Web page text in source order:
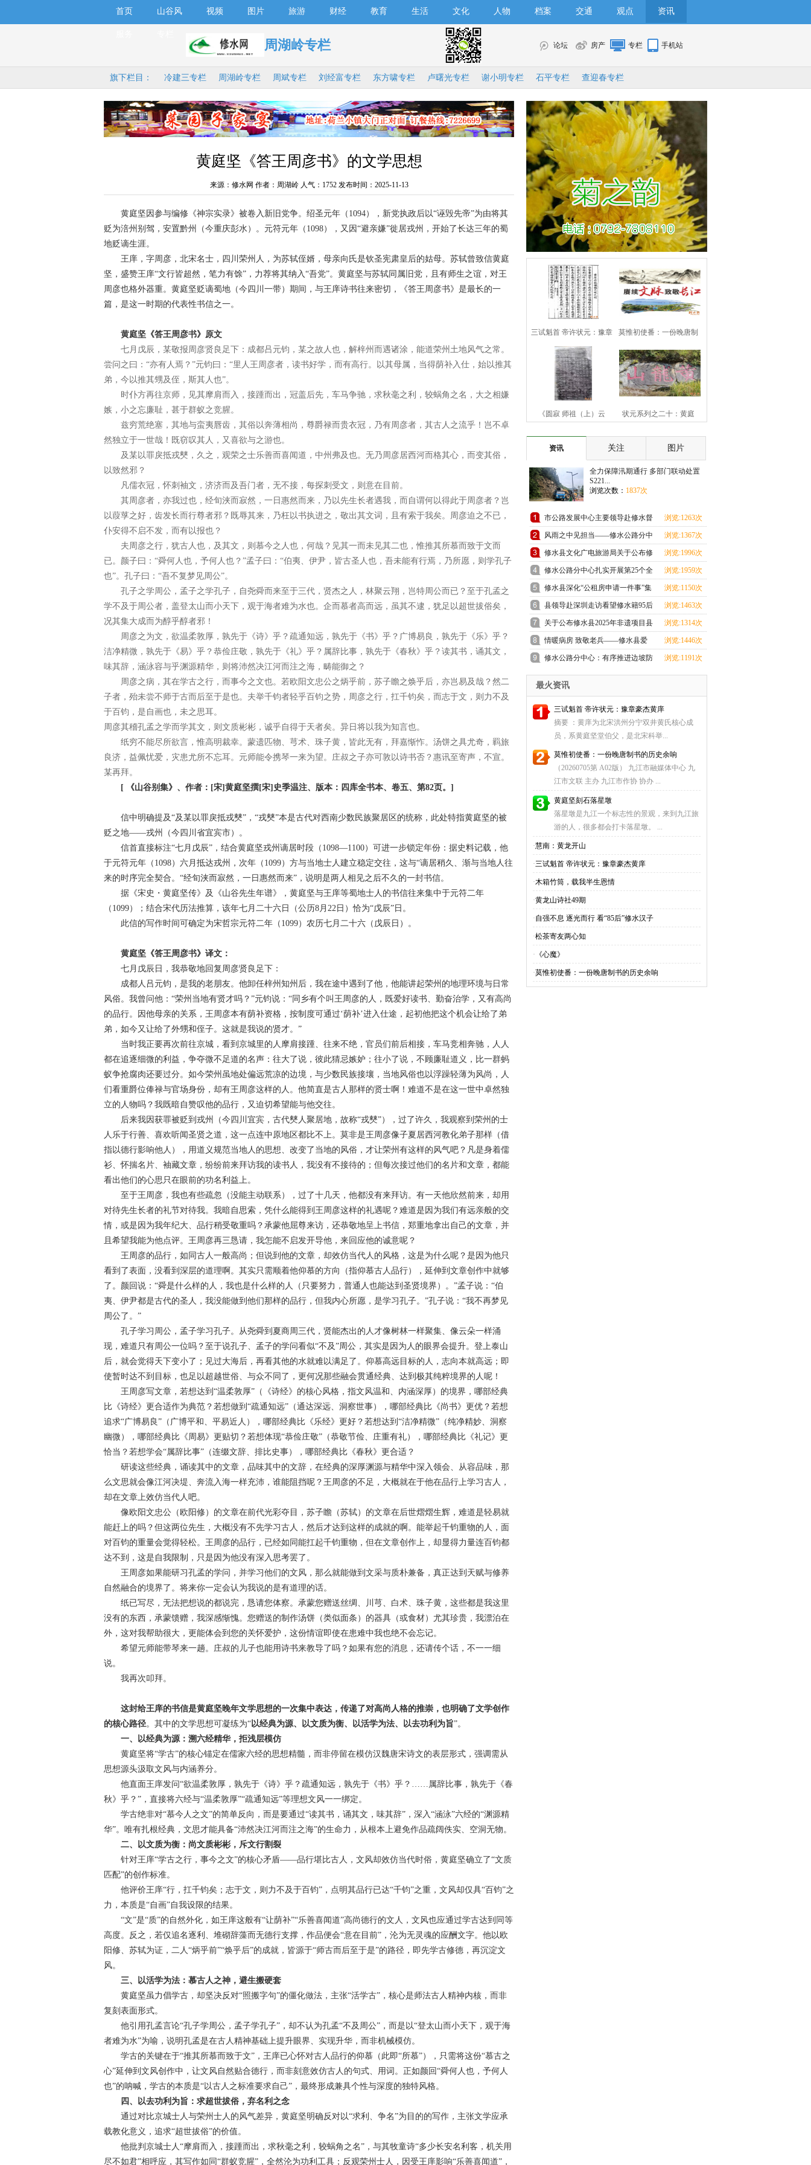
首页 山谷风 视频 图片 旅游 财经 教育 生活 文化 人物 档案 交通 观点 资讯
周湖岭专栏 论坛 房产 专栏 手机站
旗下栏目： 冷建三专栏 周湖岭专栏 周斌专栏 刘经富专栏 东方啸专栏 卢曙光专栏 谢小明专栏 石平专栏 查迎春专栏
黄庭坚《答王周彦书》的文学思想
来源：修水网 作者：周湖岭 人气： 1752 发布时间：2025-11-13
黄庭坚因参与编修《神宗实录》被卷入新旧党争。绍圣元年（1094），新党执政后以“诬毁先帝”为由将其
贬为涪州别驾，安置黔州（今重庆彭水）。元符元年（1098），又因“避亲嫌”徙居戎州，开始了长达三年的蜀
地贬谪生涯。
王庠，字周彦，北宋名士，四川荣州人，为苏轼侄婿，母亲向氏是钦圣宪肃皇后的姑母。苏轼曾致信黄庭
坚，盛赞王庠“文行皆超然，笔力有馀”，力荐将其纳入“吾党”。黄庭坚与苏轼同属旧党，且有师生之谊，对王
周彦也格外器重。黄庭坚贬谪蜀地（今四川一带）期间，与王庠诗书往来密切，《答王周彦书》是最长的一
篇，是这一时期的代表性书信之一。
黄庭坚《答王周彦书》原文
七月戊辰，某敬报周彦贤良足下：成都吕元钧，某之故人也，解梓州而遇诸涂，能道荣州土地风气之常。
尝问之曰：“亦有人焉？”元钧曰：“里人王周彦者，读书好学，而有高行。以其母属，当得荫补入仕，始以推其
弟，今以推其甥及侄，斯其人也”。
时仆方再往京师，见其摩肩而入，接踵而出，冠盖后先，车马争驰，求秋毫之利，较蜗角之名，大之相嫌
嫉，小之忘廉耻，甚于群蚁之竞腥。
兹穷荒绝塞，其地与蛮夷唇齿，其俗以奔薄相尚，尊爵禄而贵衣冠，乃有周彦者，其古人之流乎！岂不卓
然独立于一世哉！既窃叹其人，又喜欲与之游也。
及某以罪戾抵戎僰，久之，观荣之士乐善而喜闻道，中州弗及也。无乃周彦居西河而格其心，而变其俗，
以致然邪？
凡儒衣冠，怀刺袖文，济济而及吾门者，无不接，每探刺受文，则意在目前。
其周彦者，亦我过也，经旬浃而寂然，一日惠然而来，乃以先生长者遇我，而自谓何以得此于周彦者？岂
以葭莩之好，齿发长而行尊者邪？既辱其来，乃枉以书执进之，敬出其文词，且有索于我矣。周彦迫之不已，
仆安得不启不发，而有以报也？
夫周彦之行，犹古人也，及其文，则慕今之人也，何哉？见其一而未见其二也，惟推其所慕而致于文而
已。颜子曰：“舜何人也，予何人也？”孟子曰：“伯夷、伊尹，皆古圣人也，吾未能有行焉，乃所愿，则学孔子
也”。孔子曰：“吾不复梦见周公”。
孔子之学周公，孟子之学孔子，自尧舜而来至于三代，贤杰之人，林聚云翔，岂特周公而已？至于孔孟之
学不及于周公者，盖登太山而小天下，观于海者难为水也。企而慕者高而远，虽其不逮，犹足以超世拔俗矣，
况其集大成而为醇乎醇者邪！
周彦之为文，欲温柔敦厚，孰先于《诗》乎？疏通知远，孰先于《书》乎？广博易良，孰先于《乐》乎？
洁净精微，孰先于《易》乎？恭俭庄敬，孰先于《礼》乎？属辞比事，孰先于《春秋》乎？读其书，诵其文，
味其辞，涵泳容与乎渊源精华，则将沛然决江河而注之海，畴能御之？
周彦之病，其在学古之行，而事今之文也。若欧阳文忠公之炳乎前，苏子瞻之焕乎后，亦岂易及哉？然二
子者，殆未尝不师于古而后至于是也。夫举千钧者轻乎百钧之势，周彦之行，扛千钧矣，而志于文，则力不及
于百钧，是自画也，未之思耳。
周彦其稽孔孟之学而学其文，则文质彬彬，诚乎自得于天者矣。异日将以我为知言也。
纸穷不能尽所欲言，惟高明裁幸。蒙遗匹物、芎术、珠子黄，皆此无有，拜嘉惭怍。汤饼之具尤奇，羁旅
良济，益佩忧爱，灾患尤所不忘耳。元师能令携琴一来为望。庄叔之子亦可敦以诗书否？惠讯至寄声，不宣。
某再拜。
[ 《山谷别集》、作者：[宋]黄庭坚撰[宋]史季温注、版本：四库全书本、卷五、第82页。]
信中明确提及“及某以罪戾抵戎僰”，“戎僰”本是古代对西南少数民族聚居区的统称，此处特指黄庭坚的被
贬之地——戎州（今四川省宜宾市）。
信首直接标注“七月戊辰”，结合黄庭坚戎州谪居时段（1098—1100）可进一步锁定年份：据史料记载，他
于元符元年（1098）六月抵达戎州，次年（1099）方与当地士人建立稳定交往，这与“谪居稍久、渐与当地人往
来的时序完全契合。“经旬浃而寂然，一日惠然而来”，说明是两人相见之后不久的一封书信。
据《宋史・黄庭坚传》及《山谷先生年谱》，黄庭坚与王庠等蜀地士人的书信往来集中于元符二年
（1099）；结合宋代历法推算，该年七月二十六日（公历8月22日）恰为“戊辰”日。
此信的写作时间可确定为宋哲宗元符二年（1099）农历七月二十六（戊辰日）。
黄庭坚《答王周彦书》译文：
七月戊辰日，我恭敬地回复周彦贤良足下：
成都人吕元钧，是我的老朋友。他卸任梓州知州后，我在途中遇到了他，他能讲起荣州的地理环境与日常
风俗。我曾问他：“荣州当地有贤才吗？”元钧说：“同乡有个叫王周彦的人，既爱好读书、勤奋治学，又有高尚
的品行。因他母亲的关系，王周彦本有荫补资格，按制度可通过‘荫补’进入仕途，起初他把这个机会让给了弟
弟，如今又让给了外甥和侄子。这就是我说的贤才。”
当时我正要再次前往京城，看到京城里的人摩肩接踵、往来不绝，官员们前后相接，车马竞相奔驰，人人
都在追逐细微的利益，争夺微不足道的名声：往大了说，彼此猜忌嫉妒；往小了说，不顾廉耻道义，比一群蚂
蚁争抢腐肉还要过分。如今荣州虽地处偏远荒凉的边境，与少数民族接壤，当地风俗也以浮躁轻薄为风尚，人
们看重爵位俸禄与官场身份，却有王周彦这样的人。他简直是古人那样的贤士啊！难道不是在这一世中卓然独
立的人物吗？我既暗自赞叹他的品行，又迫切希望能与他交往。
后来我因获罪被贬到戎州（今四川宜宾，古代僰人聚居地，故称“戎僰”），过了许久，我观察到荣州的士
人乐于行善、喜欢听闻圣贤之道，这一点连中原地区都比不上。莫非是王周彦像子夏居西河教化弟子那样（借
指以德行影响他人），用道义规范当地人的思想、改变了当地的风俗，才让荣州有这样的风气吧？凡是身着儒
衫、怀揣名片、袖藏文章，纷纷前来拜访我的读书人，我没有不接待的；但每次接过他们的名片和文章，都能
看出他们的心思只在眼前的功名利益上。
至于王周彦，我也有些疏忽（没能主动联系），过了十几天，他都没有来拜访。有一天他欣然前来，却用
对待先生长者的礼节对待我。我暗自思索，凭什么能得到王周彦这样的礼遇呢？难道是因为我们有远亲般的交
情，或是因为我年纪大、品行稍受敬重吗？承蒙他屈尊来访，还恭敬地呈上书信，郑重地拿出自己的文章，并
且希望我能为他点评。王周彦再三恳请，我怎能不启发开导他，来回应他的诚意呢？
王周彦的品行，如同古人一般高尚；但说到他的文章，却效仿当代人的风格，这是为什么呢？是因为他只
看到了表面，没看到深层的道理啊。其实只需顺着他仰慕的方向（指仰慕古人品行），延伸到文章创作中就够
了。颜回说：“舜是什么样的人，我也是什么样的人（只要努力，普通人也能达到圣贤境界）。”孟子说：“伯
夷、伊尹都是古代的圣人，我没能做到他们那样的品行，但我内心所愿，是学习孔子。”孔子说：“我不再梦见
周公了。”
孔子学习周公，孟子学习孔子。从尧舜到夏商周三代，贤能杰出的人才像树林一样聚集、像云朵一样涌
现，难道只有周公一位吗？至于说孔子、孟子的学问看似“不及”周公，其实是因为人的眼界会提升。登上泰山
后，就会觉得天下变小了；见过大海后，再看其他的水就难以满足了。仰慕高远目标的人，志向本就高远；即
使暂时达不到目标，也足以超越世俗、与众不同了，更何况那些融会贯通经典、达到极其纯粹境界的人呢！
王周彦写文章，若想达到“温柔敦厚”（《诗经》的核心风格，指文风温和、内涵深厚）的境界，哪部经典
比《诗经》更合适作为典范？若想做到“疏通知远”（通达深远、洞察世事），哪部经典比《尚书》更优？若想
追求“广博易良”（广博平和、平易近人），哪部经典比《乐经》更好？若想达到“洁净精微”（纯净精妙、洞察
幽微），哪部经典比《周易》更贴切？若想体现“恭俭庄敬”（恭敬节俭、庄重有礼），哪部经典比《礼记》更
恰当？若想学会“属辞比事”（连缀文辞、排比史事），哪部经典比《春秋》更合适？
研读这些经典，诵读其中的文章，品味其中的文辞，在经典的深厚渊源与精华中深入领会、从容品味，那
么文思就会像江河决堤、奔流入海一样充沛，谁能阻挡呢？王周彦的不足，大概就在于他在品行上学习古人，
却在文章上效仿当代人吧。
像欧阳文忠公（欧阳修）的文章在前代光彩夺目，苏子瞻（苏轼）的文章在后世熠熠生辉，难道是轻易就
能赶上的吗？但这两位先生，大概没有不先学习古人，然后才达到这样的成就的啊。能举起千钧重物的人，面
对百钧的重量会觉得轻松。王周彦的品行，已经如同能扛起千钧重物，但在文章创作上，却显得力量连百钧都
达不到，这是自我限制，只是因为他没有深入思考罢了。
王周彦如果能研习孔孟的学问，并学习他们的文风，那么就能做到文采与质朴兼备，真正达到天赋与修养
自然融合的境界了。将来你一定会认为我说的是有道理的话。
纸已写尽，无法把想说的都说完，恳请您体察。承蒙您赠送丝绸、川芎、白术、珠子黄，这些都是我这里
没有的东西，承蒙馈赠，我深感惭愧。您赠送的制作汤饼（类似面条）的器具（或食材）尤其珍贵，我漂泊在
外，这对我帮助很大，更能体会到您的关怀爱护，这份情谊即使在患难中我也绝不会忘记。
希望元师能带琴来一趟。庄叔的儿子也能用诗书来教导了吗？如果有您的消息，还请传个话，不一一细
说。
我再次叩拜。
这封给王庠的书信是黄庭坚晚年文学思想的一次集中表达，传递了对高尚人格的推崇，也明确了文学创作
的核心路径。其中的文学思想可凝练为“以经典为源、以文质为衡、以活学为法、以去功利为旨”。
一、以经典为源：溯六经精华，拒浅层模仿
黄庭坚将“学古”的核心锚定在儒家六经的思想精髓，而非停留在模仿汉魏唐宋诗文的表层形式，强调需从
思想源头汲取文风与内涵养分。
他直面王庠发问“欲温柔敦厚，孰先于《诗》乎？疏通知远，孰先于《书》乎？……属辞比事，孰先于《春
秋》乎？”，直接将六经与“温柔敦厚”“疏通知远”等理想文风一一绑定。
学古绝非对“慕今人之文”的简单反向，而是要通过“读其书，诵其文，味其辞”，深入“涵泳”六经的“渊源精
华”。唯有扎根经典，文思才能具备“沛然决江河而注之海”的生命力，从根本上避免作品疏阔佚实、空洞无物。
二、以文质为衡：尚文质彬彬，斥文行割裂
针对王庠“学古之行，事今之文”的核心矛盾——品行堪比古人，文风却效仿当代时俗，黄庭坚确立了“文质
匹配”的创作标准。
他评价王庠“行，扛千钧矣；志于文，则力不及于百钧”，点明其品行已达“千钧”之重，文风却仅具“百钧”之
力，本质是“自画”自我设限的结果。
“文”是“质”的自然外化，如王庠这般有“让荫补”“乐善喜闻道”高尚德行的文人，文风也应通过学古达到同等
高度。反之，若仅追名逐利、堆砌辞藻而无德行支撑，作品便会“意在目前”，沦为无灵魂的应酬文字。他以欧
阳修、苏轼为证，二人“炳乎前”“焕乎后”的成就，皆源于“师古而后至于是”的路径，即先学古修德，再沉淀文
风。
三、以活学为法：慕古人之神，避生搬硬套
黄庭坚虽力倡学古，却坚决反对“照搬字句”的僵化做法，主张“活学古”，核心是师法古人精神内核，而非
复刻表面形式。
他引用孔孟言论“孔子学周公，孟子学孔子”，却不认为孔孟“不及周公”，而是以“登太山而小天下，观于海
者难为水”为喻，说明孔孟是在古人精神基础上提升眼界、实现升华，而非机械模仿。
学古的关键在于“推其所慕而致于文”，王庠已心怀对古人品行的仰慕（此即“所慕”），只需将这份“慕古之
心”延伸到文风创作中，让文风自然贴合德行，而非刻意效仿古人的句式、用词。正如颜回“舜何人也，予何人
也”的呐喊，学古的本质是“以古人之标准要求自己”，最终形成兼具个性与深度的独特风格。
四、以去功利为旨：求超世拔俗，弃名利之念
通过对比京城士人与荣州士人的风气差异，黄庭坚明确反对以“求利、争名”为目的的写作，主张文学应承
载教化意义，追求“超世拔俗”的价值。
他批判京城士人“摩肩而入，接踵而出，求秋毫之利，较蜗角之名”，与其牧童诗“多少长安名利客，机关用
尽不如君”相呼应，其写作如同“群蚁竞腥”，全然沦为功利工具；反观荣州士人，因受王庠影响“乐善喜闻道”，
三试魁首 帝许状元：豫章
豪杰黄庠
莫惟初使番：一份晚唐制
书的历史余响
《圆寂 师祖（上）云 状元系列之二十：黄庭
资讯
关注 图片
全力保障汛期通行 多部门联动处置
S221...
浏览次数： 1837次
市公路发展中心主要领导赴修水督
导汛期地质灾害
浏览:1263次
风雨之中见担当——修水公路分中
心全力投入汛期
浏览:1367次
修水县文化广电旅游局关于公布修
水县2025年非遗
浏览:1996次
修水公路分中心扎实开展第25个全
国＂安全生产月
浏览:1959次
修水县深化“公租房申请一件事”集
成改革
浏览:1150次
县领导赴深圳走访看望修水籍95后
航天创业者卢驭
浏览:1463次
关于公布修水县2025年非遗项目县
级传承人名单
浏览:1314次
情暖病房 致敬老兵——修水县爱
国拥军促进会探望
浏览:1446次
修水公路分中心：有序推进边坡防
护工程，筑牢道
浏览:1191次
最火资讯
三试魁首 帝许状元：豫章豪杰黄庠
摘要 ：黄庠为北宋洪州分宁双井黄氏核心成
员，系黄庭坚堂伯父，是北宋科举...
莫惟初使番：一份晚唐制书的历史余响
（20260705第 A02版） 九江市融媒体中心 九
江市文联 主办 九江市作协 协办 ...
黄庭坚刻石落星墩
落星墩是九江一个标志性的景观，来到九江旅
游的人，很多都会打卡落星墩。 ...
·慧南：黄龙开山
·三试魁首 帝许状元：豫章豪杰黄庠
·木箱竹筒，载我半生恩情
·黄龙山诗社49期
·自强不息 逐光而行 看“85后”修水汉子
·松茶寄友两心知
· 《心魔》
·莫惟初使番：一份晚唐制书的历史余响